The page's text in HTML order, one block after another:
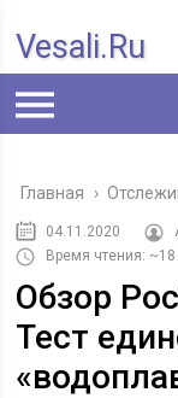
Vesali.ru
Главная ›
04.11.2020
Время чтения:
Обзор
Тест